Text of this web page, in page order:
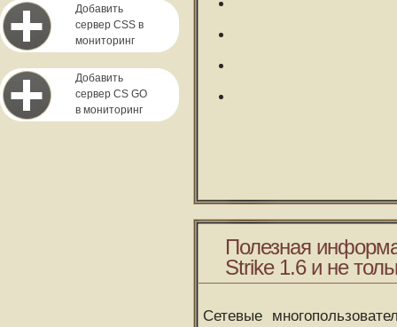
Добавить
сервер CSS в
мониторинг
Добавить
сервер CS GO
в мониторинг
Полезная
Strike 1.6 и не
Сетевые